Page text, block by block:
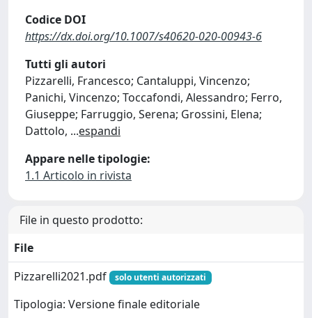
Codice DOI
https://dx.doi.org/10.1007/s40620-020-00943-6
Tutti gli autori
Pizzarelli, Francesco; Cantaluppi, Vincenzo;
Panichi, Vincenzo; Toccafondi, Alessandro; Ferro,
Giuseppe; Farruggio, Serena; Grossini, Elena;
Dattolo, ...espandi
Appare nelle tipologie:
1.1 Articolo in rivista
File in questo prodotto:
File
Pizzarelli2021.pdf
solo utenti autorizzati
Tipologia: Versione finale editoriale